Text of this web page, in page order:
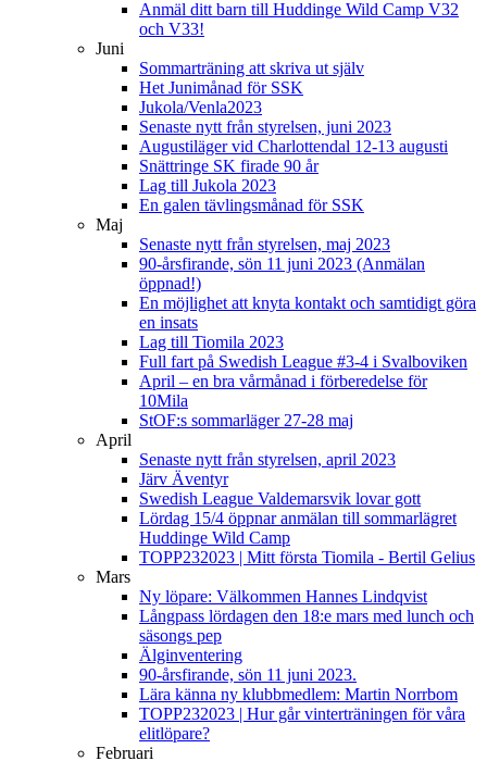
Anmäl ditt barn till Huddinge Wild Camp V32
och V33!
Juni
Sommarträning att skriva ut själv
Het Junimånad för SSK
Jukola/Venla2023
Senaste nytt från styrelsen, juni 2023
Augustiläger vid Charlottendal 12-13 augusti
Snättringe SK firade 90 år
Lag till Jukola 2023
En galen tävlingsmånad för SSK
Maj
Senaste nytt från styrelsen, maj 2023
90-årsfirande, sön 11 juni 2023 (Anmälan
öppnad!)
En möjlighet att knyta kontakt och samtidigt göra
en insats
Lag till Tiomila 2023
Full fart på Swedish League #3-4 i Svalboviken
April – en bra vårmånad i förberedelse för
10Mila
StOF:s sommarläger 27-28 maj
April
Senaste nytt från styrelsen, april 2023
Järv Äventyr
Swedish League Valdemarsvik lovar gott
Lördag 15/4 öppnar anmälan till sommarlägret
Huddinge Wild Camp
TOPP232023 | Mitt första Tiomila - Bertil Gelius
Mars
Ny löpare: Välkommen Hannes Lindqvist
Långpass lördagen den 18:e mars med lunch och
säsongs pep
Älginventering
90-årsfirande, sön 11 juni 2023.
Lära känna ny klubbmedlem: Martin Norrbom
TOPP232023 | Hur går vinterträningen för våra
elitlöpare?
Februari